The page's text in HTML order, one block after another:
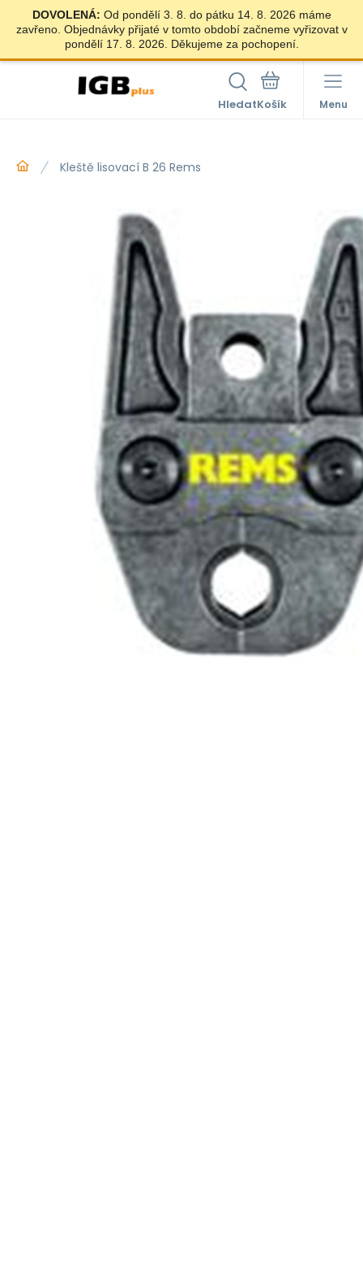
DOVOLENÁ: Od pondělí 3. 8. do pátku 14. 8. 2026 máme
zavřeno. Objednávky přijaté v tomto období začneme vyřizovat v
pondělí 17. 8. 2026. Děkujeme za pochopení.
Hledat Menu
Kleště lisovací B 26 Rems